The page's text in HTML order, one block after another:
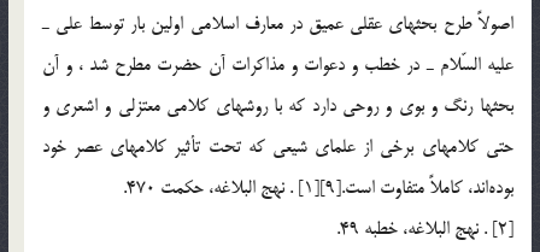
اصولاً طرح بحثهاي عقلي عميق در معارف اسلامي اولين بار توسط علي ـ
عليه السّلام ـ در خطب و دعوات و مذاكرات آن حضرت مطرح شد ، و آن
بحثها رنگ و بوي و روحي دارد كه با روشهاي كلامي معتزلي و اشعري و
حتي كلامهاي برخي از علماي شيعي كه تحت تأثير كلامهاي عصر خود
بوده‌اند، كاملاً متفاوت است.[9][1] . نهج البلاغه، حكمت 470.
[2] . نهج البلاغه، خطبه 49.